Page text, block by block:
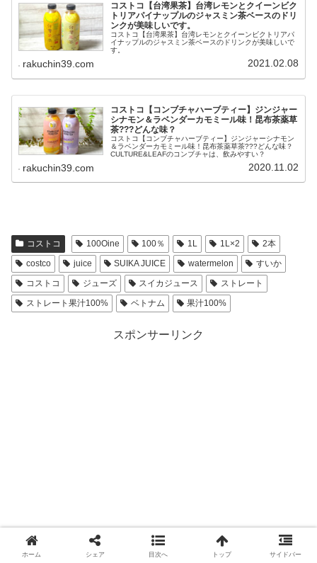
コストコ【台湾果茶】台湾レモンとクイーンビク
トリアパイナップルのジャスミン茶ベースのドリ
ンクが美味しいです。
コストコ【台湾果茶】台湾レモンとクイーンビクトリアパ
イナップルのジャスミン茶ベースのドリンクが美味しいで
す。
rakuchin39.com 2021.02.08
コストコ【コンブチャハーブティー】ジンジャー
シナモン＆ラベンダーカモミール味！昆布茶薬草
茶???どんな味？
コストコ【コンブチャハーブティー】ジンジャーシナモン
＆ラベンダーカモミール味！昆布茶薬草茶???どんな味？
CULTURE&LEAFのコンブチャは、飲みやすい？
rakuchin39.com 2020.11.02
コストコ 100Oine 100％ 1L 1L×2
2本
costco
juice SUIKA JUICE watermelon
すいか
コストコ
ジューズ スイカジュース
ストレート
ストレート果汁100%
ベトナム 果汁100%
スポンサーリンク
ホーム シェア 目次へ トップ サイドバー